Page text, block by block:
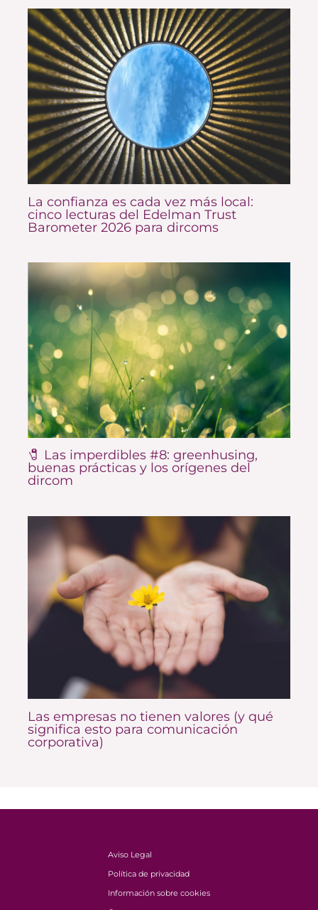
La confianza es cada vez más local:
cinco lecturas del Edelman Trust
Barometer 2026 para dircoms
🧷 Las imperdibles #8: greenhusing,
buenas prácticas y los orígenes del
dircom
Las empresas no tienen valores (y qué
significa esto para comunicación
corporativa)
Aviso Legal
Política de privacidad
Información sobre cookies